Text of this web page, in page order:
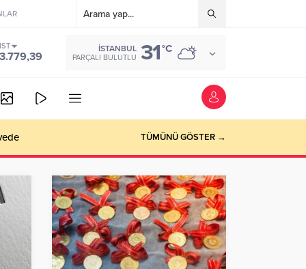
İSTANBUL
PARÇALI BULUTLU 31°C
TÜMÜNÜ GÖSTER →